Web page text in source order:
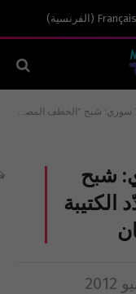
Français
( الفرنسية)
سوري: شبح